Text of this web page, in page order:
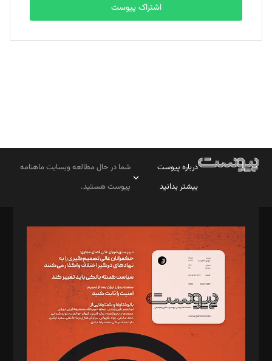
بابک نقاش
تحریریه
اشتراک پیوست
درباره پیوست
بیشتر بدانید
شما در حال مطالعه وبسایت ماهنامه
پیوست هستید.
مدیر مسئول: محمدباقر اثنی‌عشری
سردبیر: مهرک محمودی
دبیر تحریریه: میثم قاسمی
د‌بیر ناداستان: سمانه سمیع
د‌بیر خدمت و تجارت: ابوالفضل رجبی
د‌بیر حقوق فناوری: حسام‌الدین ایپکچی
د‌بیر پیوست جهان: مینا پاکدل
د‌بیر تحریریه آنلاین: بابک نقاش